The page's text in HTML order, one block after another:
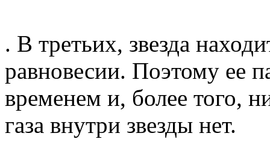
. В третьих, звезда
равновесии. Поэтому ее
временем и, более того,
газа внутри звезды нет.